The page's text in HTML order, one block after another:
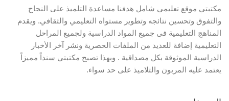
مكتبتي موقع تعليمي شامل هدفنا مساعدة التلميذ على النجاح
والتفوق وتحسين نتائجه وتطوير مستواه التعليمي والثقافي. ويقدم
المناهج التعليمية فى جميع المواد الدراسية ولجميع المراحل
التعليمية إضافة للعديد من الملفات الحصرية ونشر آخر الأخبار
الدراسية الموثوقة بكل مصداقية . وبهذا تصبح مكتبتي سنداً مميزاً
يعتمد عليه المربون والتلاميذ على حد سواء.